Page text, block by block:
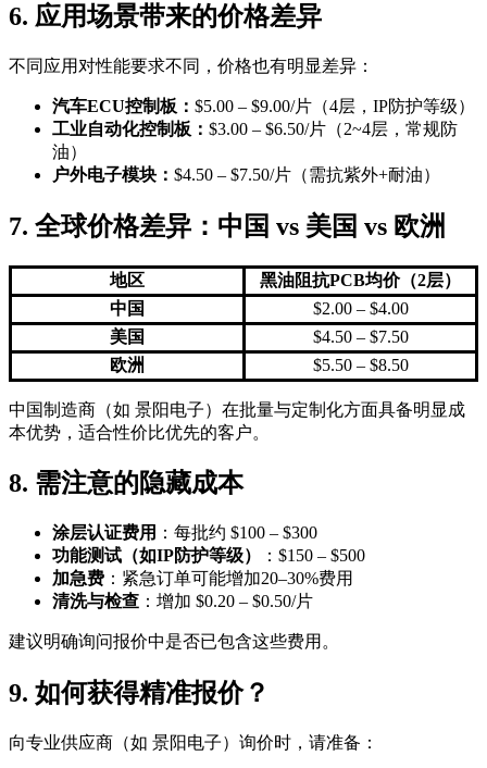
6. 应用场景带来的价格差异
不同应用对性能要求不同，价格也有明显差异：
汽车ECU控制板： $5.00 – $9.00/片（4层，IP防护等级）
工业自动化控制板： $3.00 – $6.50/片（2~4层，常规防
油）
户外电子模块： $4.50 – $7.50/片（需抗紫外+耐油）
7. 全球价格差异：中国 vs 美国 vs 欧洲
地区
黑油阻抗PCB均价（2层）
中国
$2.00 – $4.00
美国
$4.50 – $7.50
欧洲
$5.50 – $8.50
中国制造商（如 景阳电子）在批量与定制化方面具备明显成
本优势，适合性价比优先的客户。
8. 需注意的隐藏成本
涂层认证费用 ：每批约 $100 – $300
功能测试（如IP防护等级）
：$150 – $500
加急费 ：紧急订单可能增加20–30%费用
清洗与检查 ：增加 $0.20 – $0.50/片
建议明确询问报价中是否已包含这些费用。
9. 如何获得精准报价？
向专业供应商（如 景阳电子）询价时，请准备：